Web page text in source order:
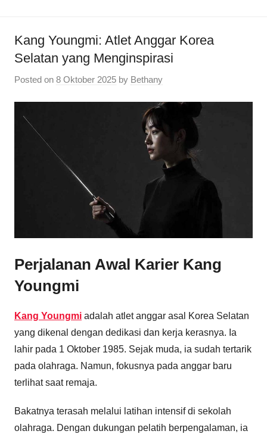
Kang Youngmi: Atlet Anggar Korea
Selatan yang Menginspirasi
Posted on 8 Oktober 2025 by Bethany
Perjalanan Awal Karier Kang
Youngmi
Kang Youngmi adalah atlet anggar asal Korea Selatan
yang dikenal dengan dedikasi dan kerja kerasnya. Ia
lahir pada 1 Oktober 1985. Sejak muda, ia sudah tertarik
pada olahraga. Namun, fokusnya pada anggar baru
terlihat saat remaja.
Bakatnya terasah melalui latihan intensif di sekolah
olahraga. Dengan dukungan pelatih berpengalaman, ia